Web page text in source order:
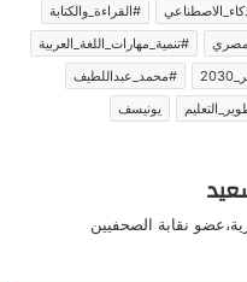
#القراءة_والكتابة
#تنمية_مهارات_اللغة_العربية
#محمد_عبداللطيف
يونيسف
نقابة الصحفيين